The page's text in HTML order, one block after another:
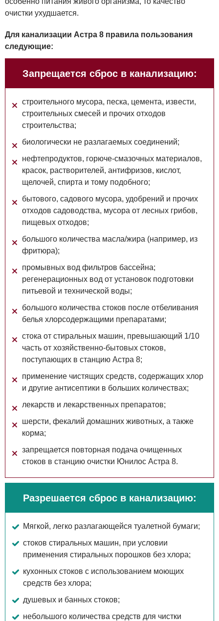
очистки ухудшается.
Для канализации Астра 8 правила пользования
следующие:
Запрещается сброс в канализацию:
строительного мусора, песка, цемента, извести,
строительных смесей и прочих отходов
строительства;
биологически не разлагаемых соединений;
нефтепродуктов, горюче-смазочных материалов,
красок, растворителей, антифризов, кислот,
щелочей, спирта и тому подобного;
бытового, садового мусора, удобрений и прочих
отходов садоводства, мусора от лесных грибов,
пищевых отходов;
большого количества масла/жира (например, из
фритюра);
промывных вод фильтров бассейна;
регенерационных вод от установок подготовки
питьевой и технической воды;
большого количества стоков после отбеливания
белья хлорсодержащими препаратами;
стока от стиральных машин, превышающий 1/10
часть от хозяйственно-бытовых стоков,
поступающих в станцию Астра 8;
применение чистящих средств, содержащих хлор
и другие антисептики в больших количествах;
лекарств и лекарственных препаратов;
шерсти, фекалий домашних животных, а также
корма;
запрещается повторная подача очищенных
стоков в станцию очистки Юнилос Астра 8.
Разрешается сброс в канализацию:
Мягкой, легко разлагающейся туалетной бумаги;
стоков стиральных машин, при условии
применения стиральных порошков без хлора;
кухонных стоков с использованием моющих
средств без хлора;
душевых и банных стоков;
небольшого количества средств для чистки